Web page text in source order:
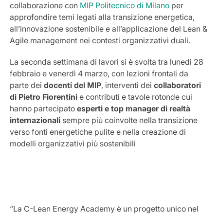
collaborazione con MIP Politecnico di Milano per
approfondire temi legati alla transizione energetica,
all’innovazione sostenibile e all’applicazione del Lean &
Agile management nei contesti organizzativi duali.
La seconda settimana di lavori si è svolta tra lunedì 28
febbraio e venerdì 4 marzo, con lezioni frontali da
parte dei docenti del MIP, interventi dei collaboratori
di Pietro Fiorentini e contributi e tavole rotonde cui
hanno partecipato esperti e top manager di realtà
internazionali sempre più coinvolte nella transizione
verso fonti energetiche pulite e nella creazione di
modelli organizzativi più sostenibili
“La C-Lean Energy Academy è un progetto unico nel